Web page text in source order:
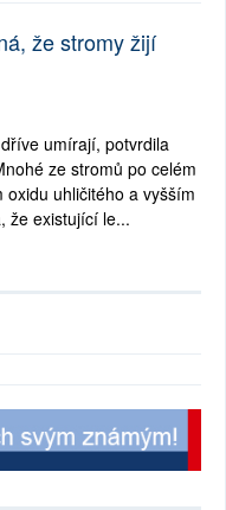
že stromy žijí
umírají, potvrdila
ze stromů po celém
uhličitého a vyšším
že existující le...